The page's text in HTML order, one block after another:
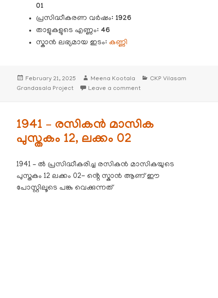
01
പ്രസിദ്ധീകരണ വർഷം: 1926
താളുകളുടെ എണ്ണം: 46
സ്കാൻ ലഭ്യമായ ഇടം: കണ്ണി
Posted
on
February 21, 2025 Author
Meena Kootala Categories
CKP Vilasam
Grandasala Project
Leave a commenton കൃഷി വ്യവസായ മാസിക
1941 – രസികൻ മാസിക
പുസ്തകം 12, ലക്കം 02
1941 – ൽ പ്രസിദ്ധീകരിച്ച രസികൻ മാസികയുടെ
പുസ്തകം 12 ലക്കം 02- ൻ്റെ സ്കാൻ ആണ് ഈ
പോസ്റ്റിലൂടെ പങ്കു വെക്കുന്നത്